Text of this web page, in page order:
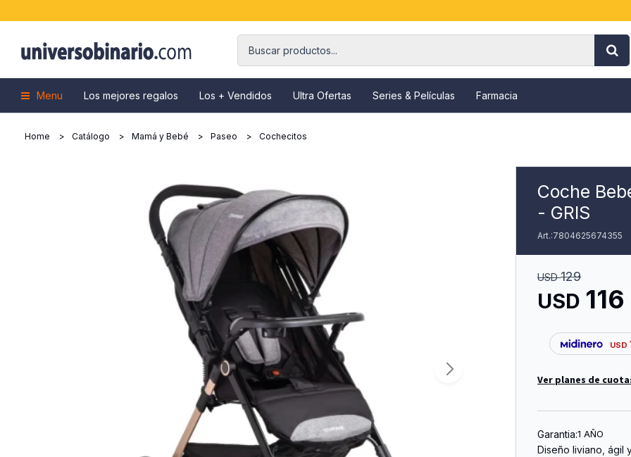
Menu Los mejores regalos Los + Vendidos Ultra Ofertas Series & Películas Farmacia
Home Catálogo Mamá y Bebé Paseo Cochecitos
Coche
- GRIS
7804625674355
USD 116
USD 129
USD
Ver planes de
Garantia:1 AÑO
Diseño liviano, ágil